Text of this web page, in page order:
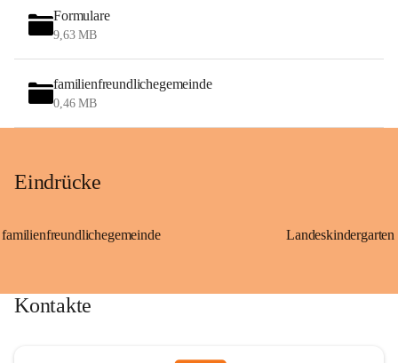
Formulare
9,63 MB
familienfreundlichegemeinde
0,46 MB
Eindrücke
familienfreundlichegemeinde
Kontakte